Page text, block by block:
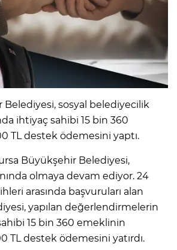
Belediyesi, sosyal belediyecilik
ihtiyaç sahibi 15 bin 360
TL destek ödemesini yaptı.
Büyükşehir Belediyesi,
olmaya devam ediyor. 24
arasında başvuruları alan
yapılan değerlendirmelerin
15 bin 360 emeklinin
TL destek ödemesini yatırdı.